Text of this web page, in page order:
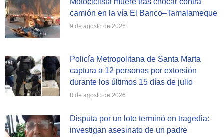
Motociclista muere tras chocar contra
camión en la vía El Banco–Tamalameque
9 de agosto de 2026
Policía Metropolitana de Santa Marta
captura a 12 personas por extorsión
durante los últimos 15 días de julio
8 de agosto de 2026
Disputa por un lote terminó en tragedia:
investigan asesinato de un padre